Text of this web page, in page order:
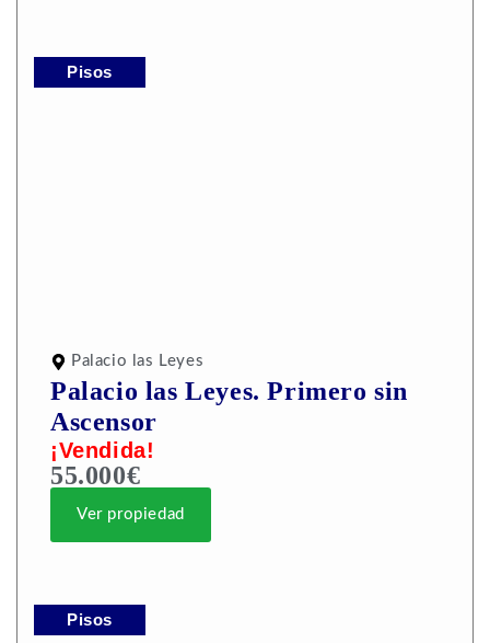
Pisos
Palacio las Leyes
Palacio las Leyes. Primero sin
Ascensor
¡Vendida!
55.000€
Ver propiedad
Pisos